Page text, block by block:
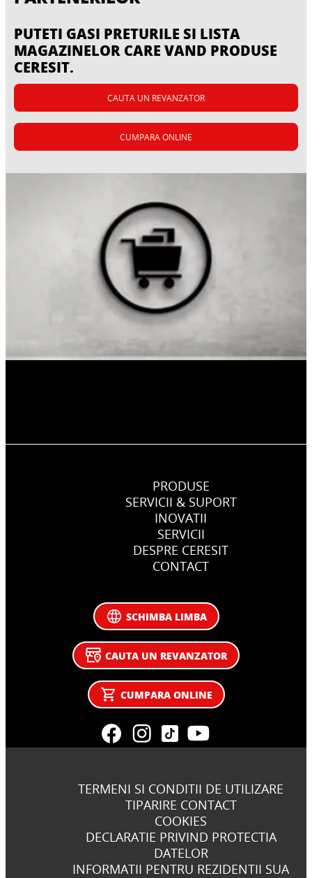
Nivelarea
PUTETI GASI PRETURILE SI LISTA
MAGAZINELOR CARE VAND PRODUSE
CERESIT.
CAUTA UN REVANZATOR
CUMPARA ONLINE
PRODUSE
SERVICII & SUPORT
INOVATII
SERVICII
DESPRE CERESIT
CONTACT
SCHIMBA LIMBA
CAUTA UN REVANZATOR
CUMPARA ONLINE
TERMENI SI CONDITII DE UTILIZARE
TIPARIRE CONTACT
COOKIES
DECLARATIE PRIVIND PROTECTIA
DATELOR
INFORMATII PENTRU REZIDENTII SUA